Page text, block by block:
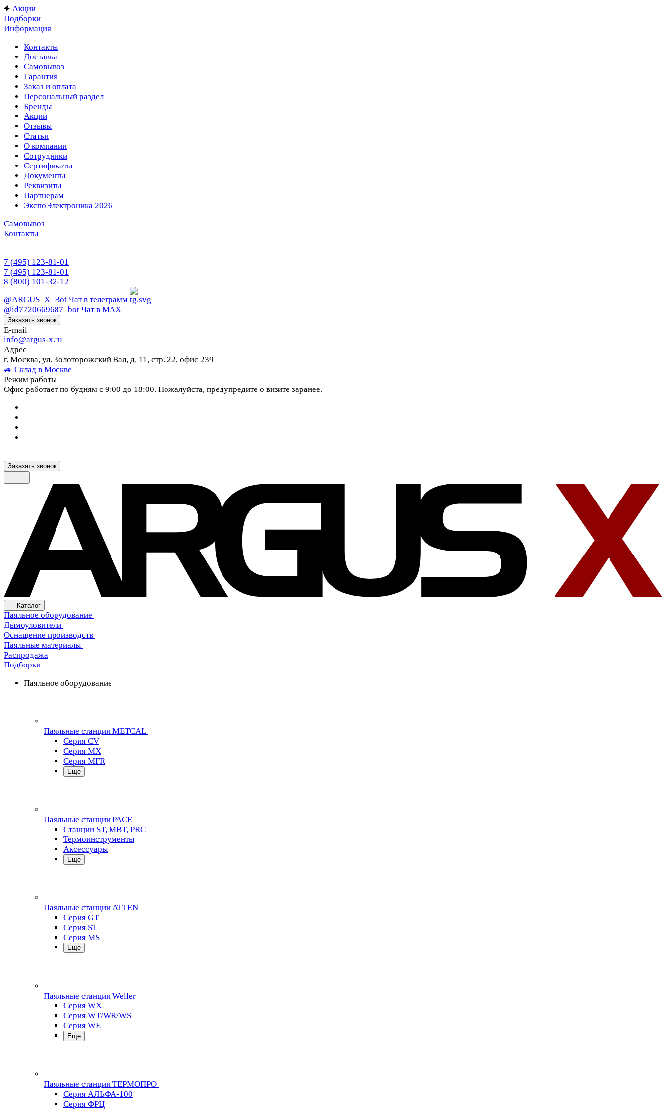
Акции
Подборки
Информация
Контакты
Доставка
Самовывоз
Гарантия
Заказ и оплата
Персональный раздел
Бренды
Акции
Отзывы
Статьи
О компании
Сотрудники
Сертификаты
Документы
Реквизиты
Партнерам
ЭкспоЭлектроника 2026
Самовывоз
Контакты
7 (495) 123-81-01
7 (495) 123-81-01
8 (800) 101-32-12
@ARGUS_X_Bot Чат в телеграмм
@id7720669687_bot Чат в МАХ
Заказать звонок
E-mail
info@argus-x.ru
Адрес
г. Москва, ул. Золоторожский Вал, д. 11, стр. 22, офис 239
🚙 Склад в Москве
Режим работы
Офис работает по будням с 9:00 до 18:00. Пожалуйста, предупредите о визите заранее.
Заказать звонок
Каталог
Паяльное оборудование
Дымоуловители
Оснащение производств
Паяльные материалы
Распродажа
Подборки
Паяльное оборудование
Паяльные станции METCAL
Серия CV
Серия MX
Серия MFR
Еще
Паяльные станции PACE
Станции ST, MBT, PRC
Термоинструменты
Аксессуары
Еще
Паяльные станции ATTEN
Серия GT
Серия ST
Серия MS
Еще
Паяльные станции Weller
Серия WX
Серия WT/WR/WS
Серия WE
Еще
Паяльные станции ТЕРМОПРО
Серия АЛЬФА-100
Серия ФРЦ